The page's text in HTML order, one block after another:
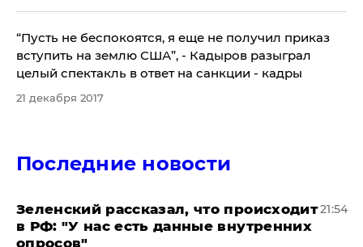
​“Пусть не беспокоятся, я еще не получил приказ
вступить на землю США”, - Кадыров разыграл
целый спектакль в ответ на санкции - кадры
21 декабря 2017
Последние новости
​Зеленский рассказал, что происходит
в РФ: "У нас есть данные внутренних
опросов"
21:54